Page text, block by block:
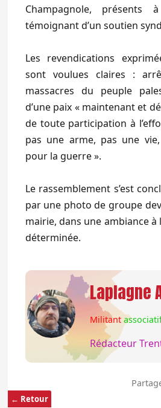
← Retour
Champagnole, présents
témoignant d’un soutien
Les revendications
sont voulues claires :
massacres du peuple
d’une paix « maintenant et
de toute participation à
pas une arme, pas une
pour la guerre ».
Le rassemblement s’est
par une photo de groupe
mairie, dans une ambiance
déterminée.
Laplagne
Militant
Rédacteur